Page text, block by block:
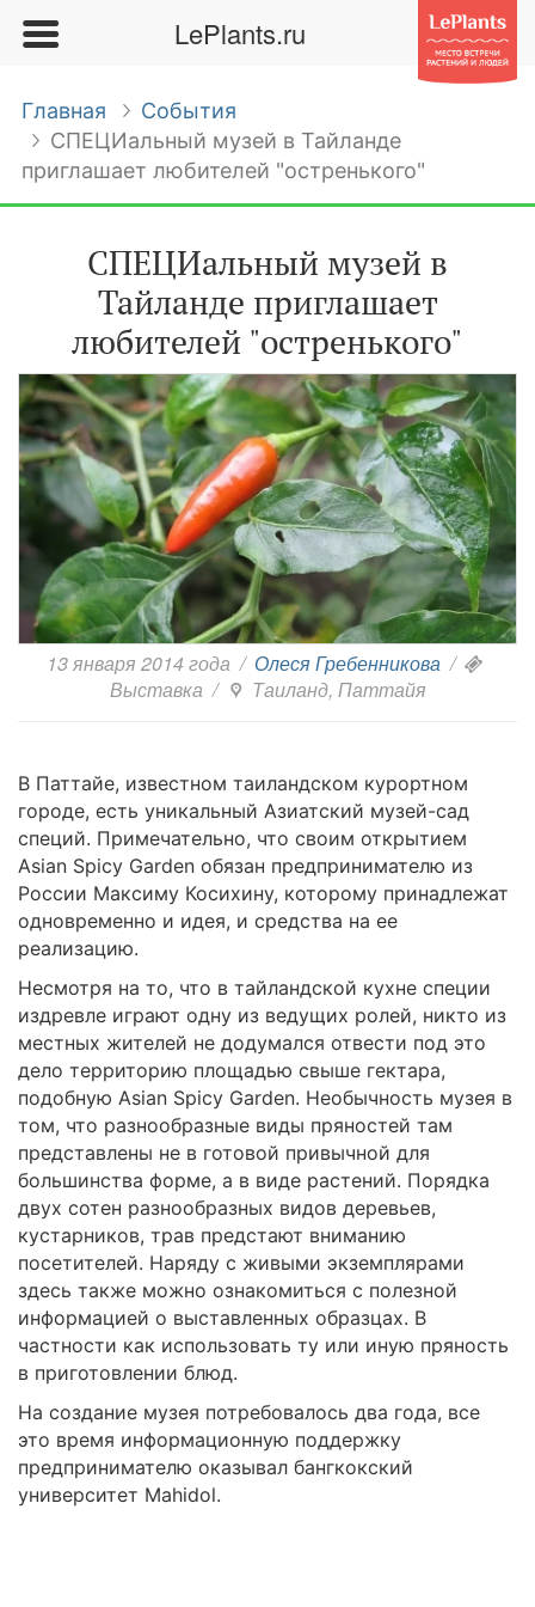
LePlants.ru
Главная
События
СПЕЦИальный музей в Тайланде
приглашает любителей "остренького"
СПЕЦИальный музей в
Тайланде приглашает
любителей "остренького"
13 января 2014 года / Олеся Гребенникова /
Выставка / Таиланд, Паттайя
В Паттайе, известном таиландском курортном
городе, есть уникальный Азиатский музей-сад
специй. Примечательно, что своим открытием
Asian Spicy Garden обязан предпринимателю из
России Максиму Косихину, которому принадлежат
одновременно и идея, и средства на ее
реализацию.
Несмотря на то, что в тайландской кухне специи
издревле играют одну из ведущих ролей, никто из
местных жителей не додумался отвести под это
дело территорию площадью свыше гектара,
подобную Asian Spicy Garden. Необычность музея в
том, что разнообразные виды пряностей там
представлены не в готовой привычной для
большинства форме, а в виде растений. Порядка
двух сотен разнообразных видов деревьев,
кустарников, трав предстают вниманию
посетителей. Наряду с живыми экземплярами
здесь также можно ознакомиться с полезной
информацией о выставленных образцах. В
частности как использовать ту или иную пряность
в приготовлении блюд.
На создание музея потребовалось два года, все
это время информационную поддержку
предпринимателю оказывал бангкокский
университет Mahidol.